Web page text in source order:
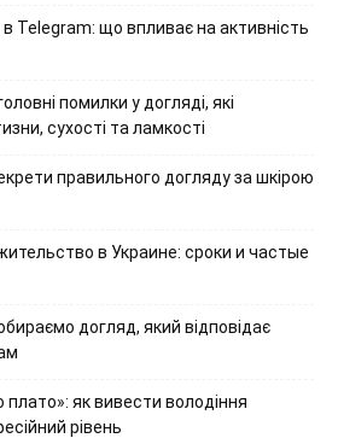
в Telegram: що впливає на активність
помилки у догляді, які
сухості та ламкості
правильного догляду за шкірою
в Украине: сроки и частые
догляд, який відповідає
як вивести володіння
рівень